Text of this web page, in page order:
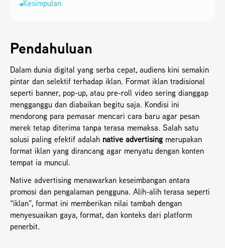
Kesimpulan
Pendahuluan
Dalam dunia digital yang serba cepat, audiens kini semakin
pintar dan selektif terhadap iklan. Format iklan tradisional
seperti banner, pop-up, atau pre-roll video sering dianggap
mengganggu dan diabaikan begitu saja. Kondisi ini
mendorong para pemasar mencari cara baru agar pesan
merek tetap diterima tanpa terasa memaksa. Salah satu
solusi paling efektif adalah native advertising merupakan
format iklan yang dirancang agar menyatu dengan konten
tempat ia muncul.
Native advertising menawarkan keseimbangan antara
promosi dan pengalaman pengguna. Alih-alih terasa seperti
“iklan”, format ini memberikan nilai tambah dengan
menyesuaikan gaya, format, dan konteks dari platform
penerbit.